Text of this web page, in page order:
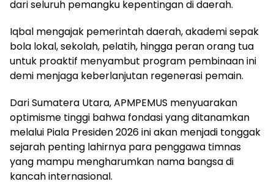
dari seluruh pemangku kepentingan di daerah.
Iqbal mengajak pemerintah daerah, akademi sepak
bola lokal, sekolah, pelatih, hingga peran orang tua
untuk proaktif menyambut program pembinaan ini
demi menjaga keberlanjutan regenerasi pemain.
Dari Sumatera Utara, APMPEMUS menyuarakan
optimisme tinggi bahwa fondasi yang ditanamkan
melalui Piala Presiden 2026 ini akan menjadi tonggak
sejarah penting lahirnya para penggawa timnas
yang mampu mengharumkan nama bangsa di
kancah internasional.